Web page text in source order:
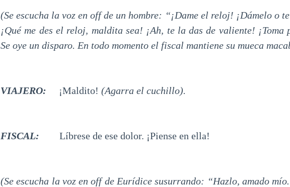
(Se escucha la voz en off de un hombre: “¡Dame el reloj! ¡Dámelo o
¡Qué me des el reloj, maldita sea! ¡Ah, te la das de valiente! ¡Toma
Se oye un disparo. En todo momento el fiscal mantiene su mueca
VIAJERO: ¡Maldito! (Agarra el cuchillo).
FISCAL: Líbrese de ese dolor. ¡Piense en ella!
(Se escucha la voz en off de Eurídice susurrando: “Hazlo, amado